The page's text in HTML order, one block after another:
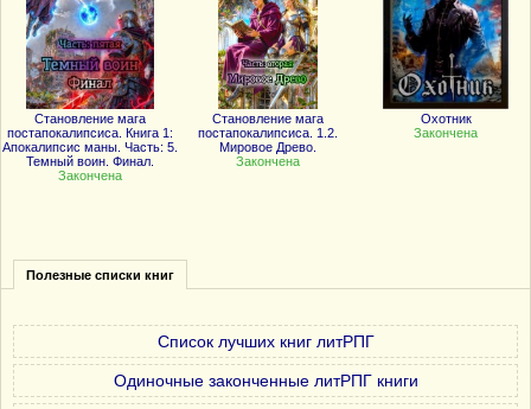
Становление мага
постапокалипсиса. Книга 1:
Апокалипсис маны. Часть: 5.
Темный воин. Финал.
Закончена
Становление мага
постапокалипсиса. 1.2.
Мировое Древо.
Закончена
Охотник
Закончена
Полезные списки книг
Список лучших книг литРПГ
Одиночные законченные литРПГ книги